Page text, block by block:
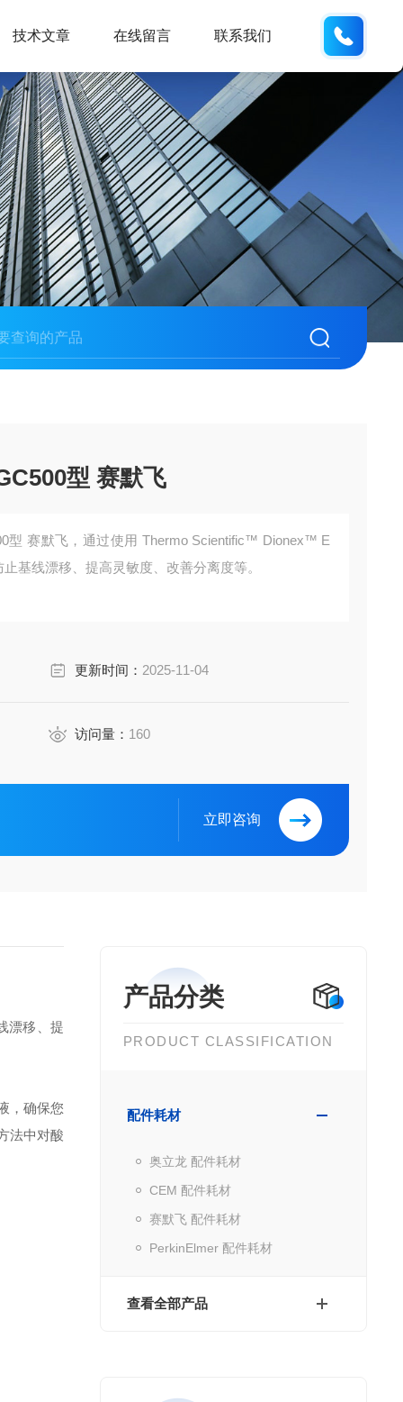
技术文章 在线留言 联系我们
型 赛默飞
型 赛默飞，通过使用 Thermo Scientific™ Dionex™ E
基线漂移、提高灵敏度、改善分离度等。
更新时间： 2025-11-04
访问量： 160
立即咨询
产品分类
PRODUCT CLASSIFICATION
配件耗材
奥立龙 配件耗材
CEM 配件耗材
赛默飞 配件耗材
PerkinElmer 配件耗材
查看全部产品
漂移、提
，确保您
法中对酸